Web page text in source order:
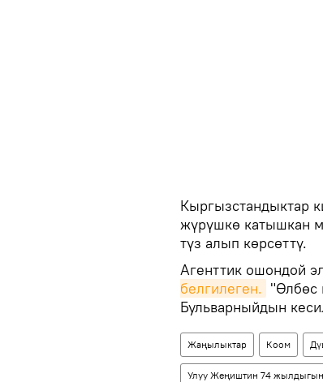
Кыргызстандыктар
жүрүшкө катышкан
түз алып көрсөттү.
Агенттик ошондой
белгилеген. "Өлбөс
Бульварныйдын
Жаңылыктар Коом
Улуу Жеңиштин 74